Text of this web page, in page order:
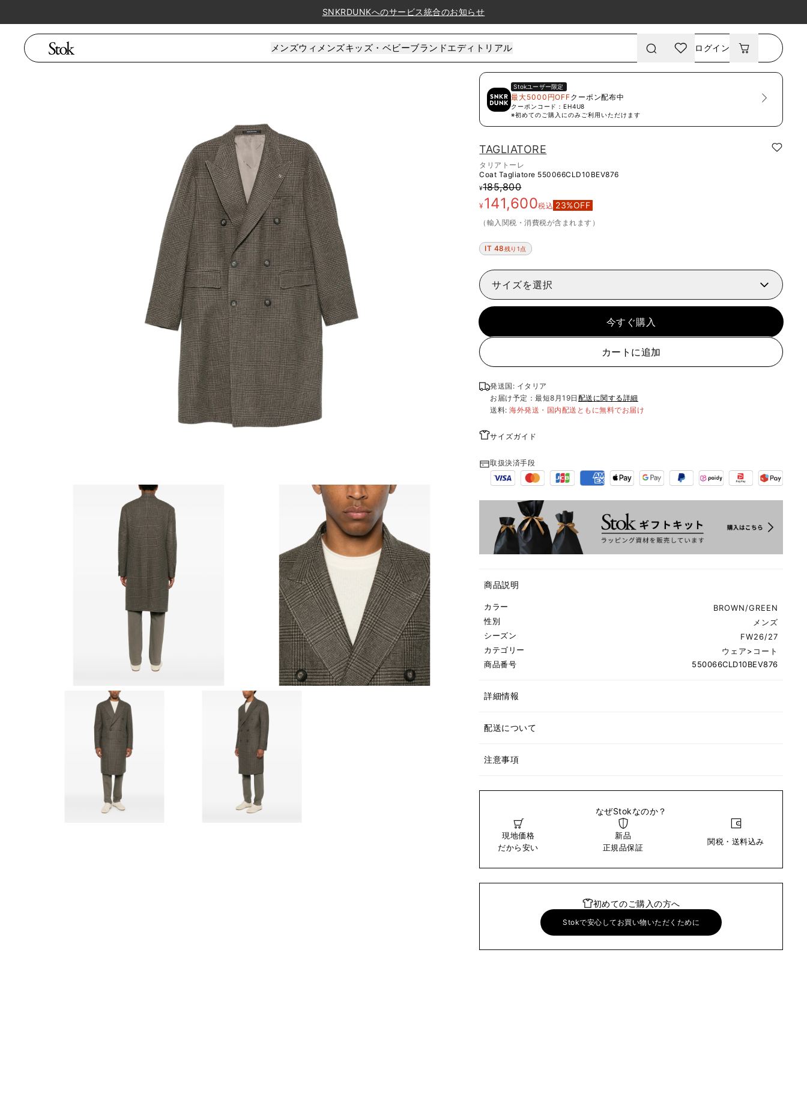
SNKRDUNKへのサービス統合のお知らせ
メンズウィメンズキッズ・ベビーブランドエディトリアル ログイン
Stokユーザー限定
最大5000円OFFクーポン配布中
クーポンコード： EH4U8
※初めてのご購入にのみご利用いただけます
TAGLIATORE
タリアトーレ
Coat Tagliatore 550066CLD10BEV876
¥185,800
¥141,600税込 23%OFF
（輸入関税・消費税が含まれます）
IT 48残り1点
サイズを選択
今すぐ購入
カートに追加
発送国: イタリア
お届け予定：最短8月19日 配送に関する詳細
送料:海外発送・国内配送ともに無料でお届け
サイズガイド
取扱決済手段
商品説明
カラー
BROWN/GREEN
性別
メンズ
シーズン
FW26/27
カテゴリー
ウェア> コート
商品番号
550066CLD10BEV876
詳細情報
配送について
注意事項
なぜStokなのか？
現地価格
だから安い
新品
正規品保証
関税・送料込み
初めてのご購入の方へ
Stokで安心してお買い物いただくために